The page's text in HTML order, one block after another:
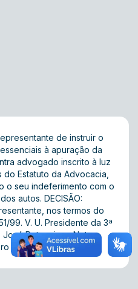
de instruir o
à apuração da
advogado inscrito à luz
Estatuto da Advocacia,
o seu indeferimento com o
autos. DECISÃO:
nos termos do
99. V. U. Presidente da 3ª
José Potenciano Neto.
Filho. 28.09.2000.